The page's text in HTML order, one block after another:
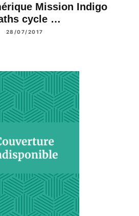
Mission Indigo
cycle …
28/07/2017